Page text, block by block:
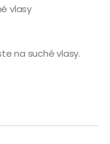
vlasy
na suché vlasy.